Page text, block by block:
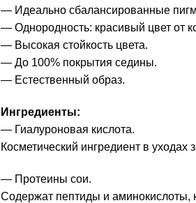
— Идеально сбалансированные
— Однородность: красивый цвет от
— Высокая стойкость цвета.
— До 100% покрытия седины.
— Естественный образ.
Ингредиенты:
— Гиалуроновая кислота.
Косметический ингредиент в
— Протеины сои.
Содержат пептиды и аминокислоты,